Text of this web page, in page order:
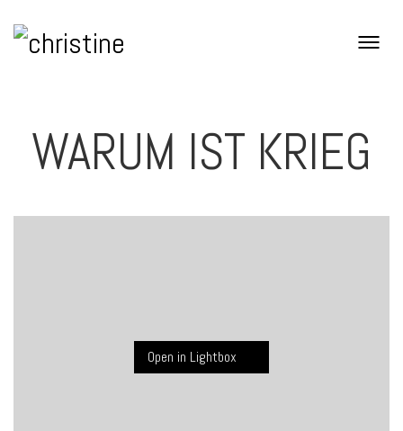
WARUM IST KRIEG
Open in Lightbox